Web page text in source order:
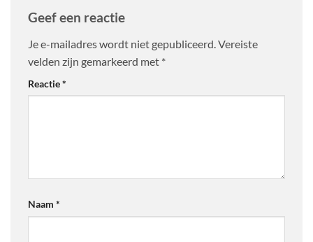
Geef een reactie
Je e-mailadres wordt niet gepubliceerd. Vereiste
velden zijn gemarkeerd met *
Reactie*
Naam *